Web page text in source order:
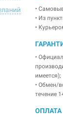
•
• Из
•
•
имеется);
• Обмен/
течение
ОПЛАТА